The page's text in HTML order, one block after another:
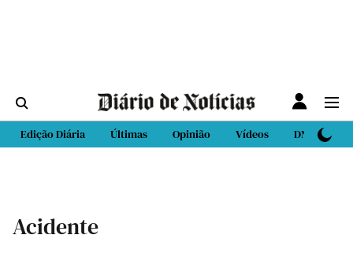
Edição Diária Últimas Opinião Vídeos DN Sport
Acidente